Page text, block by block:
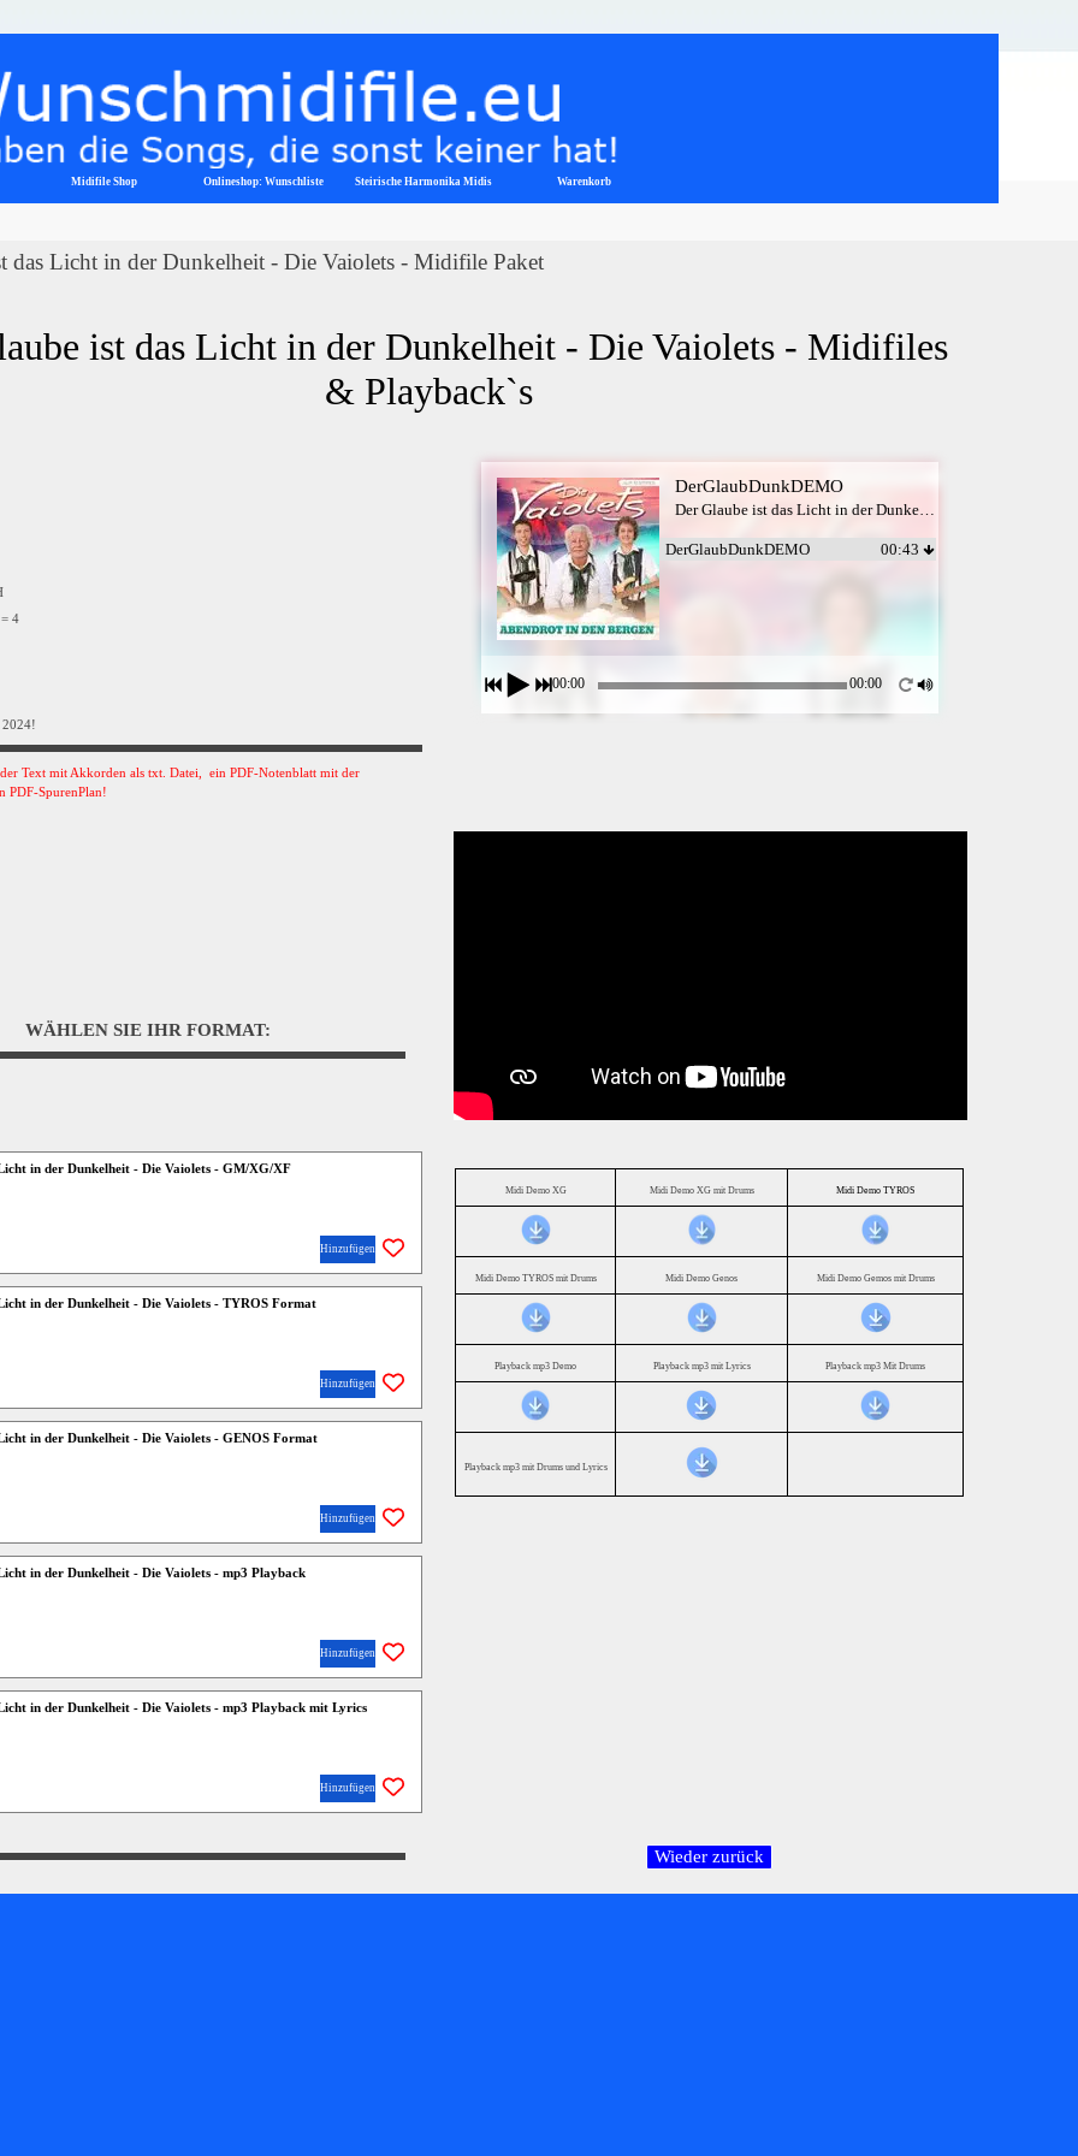
Menü überspringen
Midifile Shop ▼
Onlineshop: Wunschliste Steirische Harmonika Midis ▼
Warenkorb
das Licht in der Dunkelheit - Die Vaiolets - Midifile Paket
ist das Licht in der Dunkelheit - Die Vaiolets - Midifiles
& Playback`s
4
2024!
Text mit Akkorden als txt. Datei, ein PDF-Notenblatt mit der
PDF-SpurenPlan!
DerGlaubDunkDEMO
Der Glaube ist das Licht in der Dunkelheit - Die Vaiolets
DerGlaubDunkDEMO 00:43
00:00 00:00
WÄHLEN SIE IHR FORMAT:
in der Dunkelheit - Die Vaiolets - GM/XG/XF
Hinzufügen
in der Dunkelheit - Die Vaiolets - TYROS Format
Hinzufügen
in der Dunkelheit - Die Vaiolets - GENOS Format
Hinzufügen
in der Dunkelheit - Die Vaiolets - mp3 Playback
Hinzufügen
in der Dunkelheit - Die Vaiolets - mp3 Playback mit Lyrics
Hinzufügen
Midi Demo XG Midi Demo XG mit Drums Midi Demo TYROS
Midi Demo TYROS mit Drums Midi Demo Genos Midi Demo Gemos mit Drums
Playback mp3 Demo Playback mp3 mit Lyrics Playback mp3 Mit Drums
Playback mp3 mit Drums und Lyrics